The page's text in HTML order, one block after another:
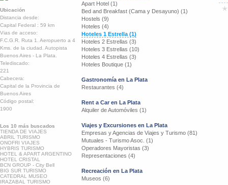
Ubicación
Distancia desde:
Capital Federal : 59 km
Vias de acceso:
F.C.G.R. Ruta 1. Aeropuerto a 4
Kms. de la ciudad. Autopista
Buenos Aires - La Plata.
Telediscado:
221
Cabecera:
Capital de la Provincia de
Buenos Aires
Código postal:
1900
Los 10 más buscados
TIENDA DE VIAJES
ABRIL TURISMO
ONOFRI VIAJES
HYBRIS TURISMO
HOTEL & APART ARGENTINO
HOTEL CRISTAL
BCN GROUP - City Bell
BIG SUR TURISMO
CATEDRAL MUSEO
IRAZABAL TURISMO
Apart Hotel (1)
Bed and Breakfast (Cama y Desayuno) (1)
Hostels (9)
Hoteles (4)
Hoteles 1 Estrella (1)
Hoteles 2 Estrellas (3)
Hoteles 3 Estrellas (10)
Hoteles 4 Estrellas (3)
Hoteles Boutique (1)
Gastronomía en La Plata
Restaurantes (4)
Rent a Car en La Plata
Alquiler de Automóviles (1)
Viajes y Excursiones en La Plata
Empresas y Agencias de Viajes y Turismo (81)
Mutuales - Turismo Asoc. (1)
Operadores Mayoristas (3)
Representaciones (4)
Recreación en La Plata
Museos (6)